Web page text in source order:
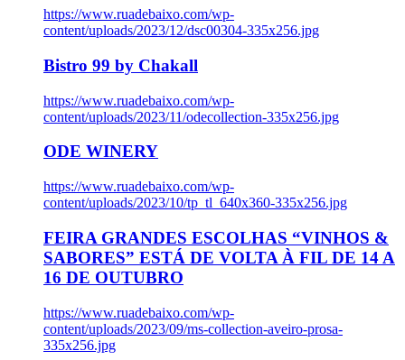
https://www.ruadebaixo.com/wp-
content/uploads/2023/12/dsc00304-335x256.jpg
Bistro 99 by Chakall
https://www.ruadebaixo.com/wp-
content/uploads/2023/11/odecollection-335x256.jpg
ODE WINERY
https://www.ruadebaixo.com/wp-
content/uploads/2023/10/tp_tl_640x360-335x256.jpg
FEIRA GRANDES ESCOLHAS “VINHOS &
SABORES” ESTÁ DE VOLTA À FIL DE 14 A
16 DE OUTUBRO
https://www.ruadebaixo.com/wp-
content/uploads/2023/09/ms-collection-aveiro-prosa-
335x256.jpg